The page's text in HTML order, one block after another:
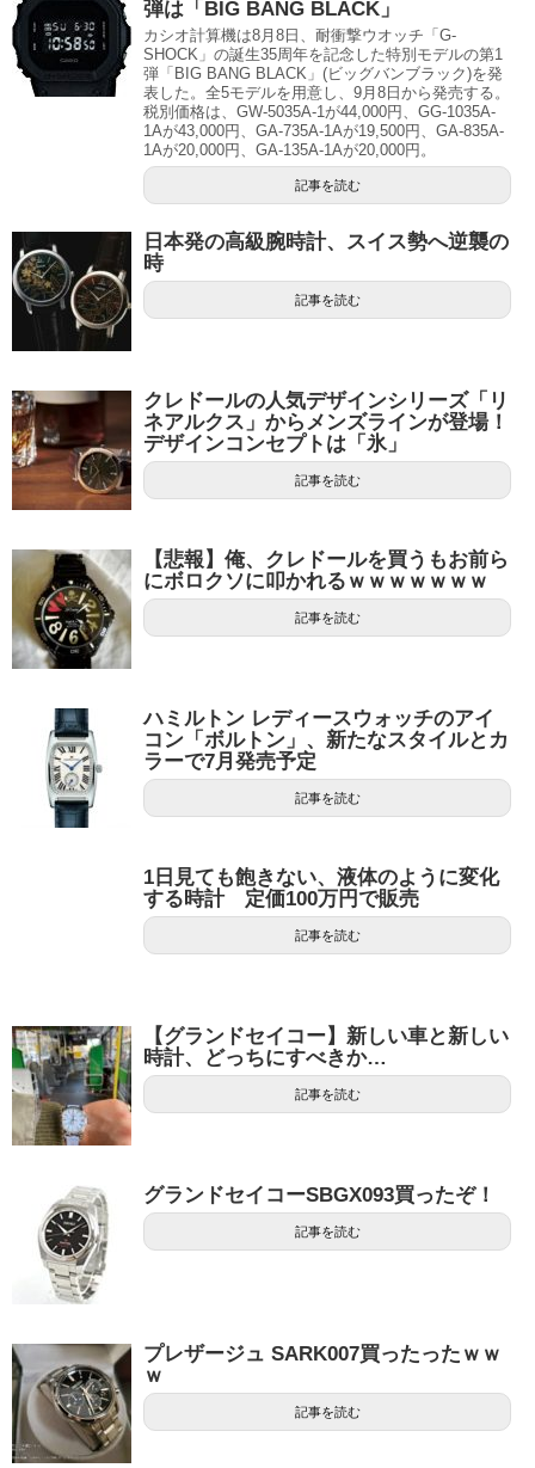
弾は「BIG BANG BLACK」
カシオ計算機は8月8日、耐衝撃ウオッチ「G-
SHOCK」の誕生35周年を記念した特別モデルの第1
弾「BIG BANG BLACK」(ビッグバンブラック)を発
表した。全5モデルを用意し、9月8日から発売する。
税別価格は、GW-5035A-1が44,000円、GG-1035A-
1Aが43,000円、GA-735A-1Aが19,500円、GA-835A-
1Aが20,000円、GA-135A-1Aが20,000円。
記事を読む
日本発の高級腕時計、スイス勢へ逆襲の
時
記事を読む
クレドールの人気デザインシリーズ「リ
ネアルクス」からメンズラインが登場！
デザインコンセプトは「氷」
記事を読む
【悲報】俺、クレドールを買うもお前ら
にボロクソに叩かれるｗｗｗｗｗｗｗ
記事を読む
ハミルトン レディースウォッチのアイ
コン「ボルトン」、新たなスタイルとカ
ラーで7月発売予定
記事を読む
1日見ても飽きない、液体のように変化
する時計 定価100万円で販売
記事を読む
【グランドセイコー】新しい車と新しい
時計、どっちにすべきか…
記事を読む
グランドセイコーSBGX093買ったぞ！
記事を読む
プレザージュ SARK007買ったったｗｗ
ｗ
記事を読む